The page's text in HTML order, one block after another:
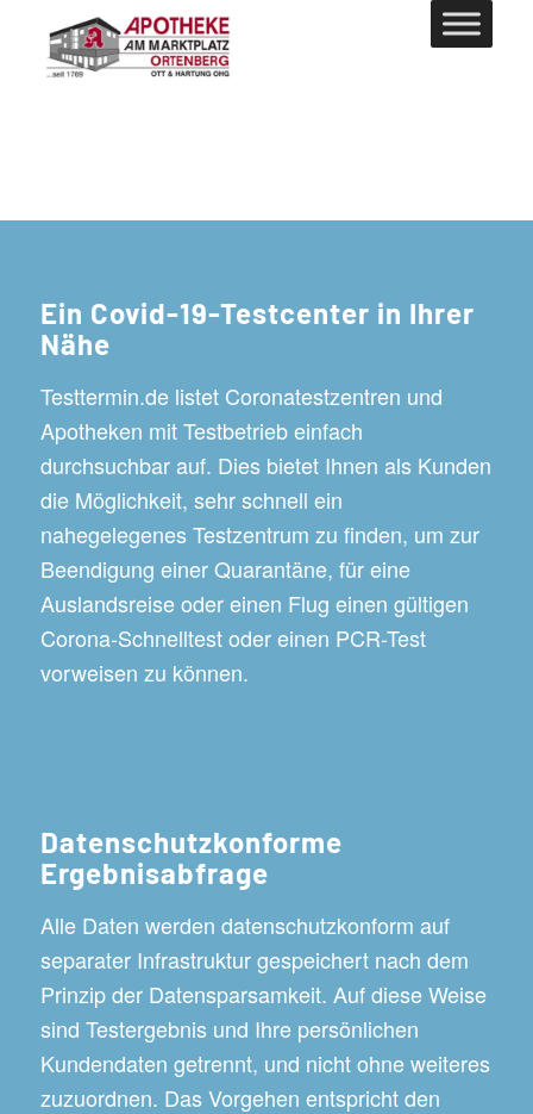
Ein Covid-19-Testcenter in Ihrer
Nähe
Testtermin.de listet Coronatestzentren und
Apotheken mit Testbetrieb einfach
durchsuchbar auf. Dies bietet Ihnen als Kunden
die Möglichkeit, sehr schnell ein
nahegelegenes Testzentrum zu finden, um zur
Beendigung einer Quarantäne, für eine
Auslandsreise oder einen Flug einen gültigen
Corona-Schnelltest oder einen PCR-Test
vorweisen zu können.
Datenschutzkonforme
Ergebnisabfrage
Alle Daten werden datenschutzkonform auf
separater Infrastruktur gespeichert nach dem
Prinzip der Datensparsamkeit. Auf diese Weise
sind Testergebnis und Ihre persönlichen
Kundendaten getrennt, und nicht ohne weiteres
zuzuordnen. Das Vorgehen entspricht den